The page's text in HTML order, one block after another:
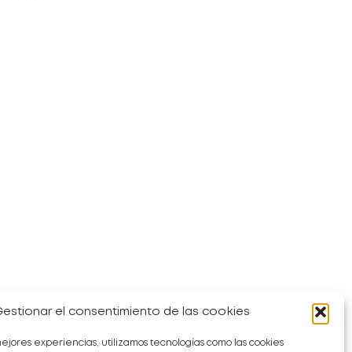
el consentimiento de las cookies
experiencias, utilizamos tecnologías como las cookies